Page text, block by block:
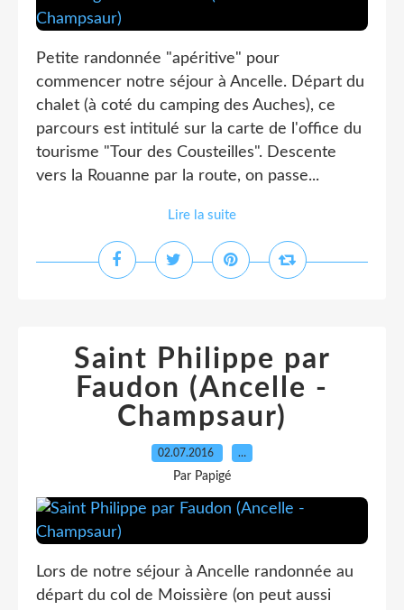
Petite randonnée "apéritive" pour
commencer notre séjour à Ancelle. Départ du
chalet (à coté du camping des Auches), ce
parcours est intitulé sur la carte de l'office du
tourisme "Tour des Cousteilles". Descente
vers la Rouanne par la route, on passe...
Lire la suite
Saint Philippe par
Faudon (Ancelle -
Champsaur)
02.07.2016 …
Par Papigé
Lors de notre séjour à Ancelle randonnée au
départ du col de Moissière (on peut aussi